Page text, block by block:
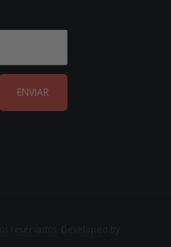
ENVIAR
reservados. Developed by